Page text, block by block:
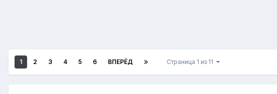
1 2 3 4 5 6 ВПЕРЁД Страница 1 из 11